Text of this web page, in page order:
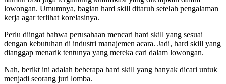
lowongan. Umumnya, bagian hard skill ditaruh setelah pengalaman
kerja agar terlihat korelasinya.
Perlu diingat bahwa perusahaan mencari hard skill yang sesuai
dengan kebutuhan di industri manajemen acara. Jadi, hard skill yang
dianggap menarik tentunya yang mereka cari dalam lowongan.
Nah, berikt ini adalah beberapa hard skill yang banyak dicari untuk
menjadi seorang juri lomba.